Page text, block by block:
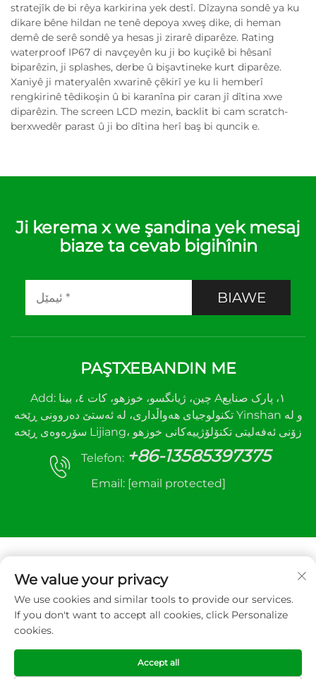
stratejîk de bi rêya karkirina yek destî. Dîzayna sondê ya ku
dikare bêne hildan ne tenê depoya xweş dike, di heman
demê de serê sondê ya hesas ji zirarê diparêze. Rating
waterproof IP67 di navçeyên ku ji bo kuçikê bi hêsanî
biparêzin, ji splashes, derbe û bişavtineke kurt diparêze.
Xaniyê ji materyalên xwarinê çêkirî ye ku li hemberî
rengkirinê têdikoşin û bi karanîna pir caran jî dîtina xwe
diparêzin. The screen LCD mezin, backlit bi cam scratch-
berxwedêr parast û ji bo dîtina herî baş bi quncik e.
Ji kerema x we şandina yek mesaj
biaze ta cevab bigihînin
BIAWE
PAŞTXEBANDIN ME
Add: چین، ژیانگسو، خوزهو، کات ٤، بینا A١، پارک صنایع
تکنولوجیای هەواڵداری، لە ئەستێ دەروونی ڕێخە Yinshan و لە
سۆرەوەی ڕێخە Lijiang، زۆنی ئەفەلیتی تکنۆلۆژییەکانی خوزهو
Telefon: +86-13585397375
Email: [email protected]
حەقی ڕێکخراو © ٢٠٢٥ خوزهو سانهە ئۆتۆماتیک کंترول
ئەکیپمنت کو., لتد. هەموو حەقی ڕێکخراو
We value your privacy
We use cookies and similar tools to provide our services.
If you don't want to accept all cookies, click Personalize
cookies.
Accept all